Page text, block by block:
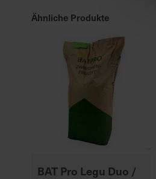
Ähnliche Produkte
BAT Pro Legu Duo /